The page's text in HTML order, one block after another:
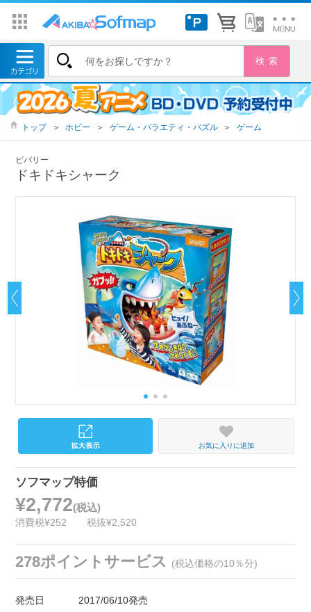
トップ ＞ ホビー ＞ ゲーム・バラエティ・パズル ＞ ゲーム
ビバリー
ドキドキシャーク
お気に入りに追加
ソフマップ特価
¥2,772(税込)
消費税¥252 税抜¥2,520
278ポイントサービス (税込価格の10％分)
発売日 2017/06/10発売